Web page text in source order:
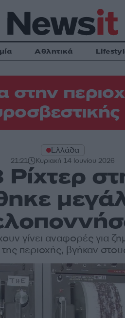
Αθλητικά
στην
Ελλάδα
21:21 Κυριακή 14 Ιουνίου 2026
Ρίχτερ
γίνει αναφορές για
της περιοχής, βγήκαν